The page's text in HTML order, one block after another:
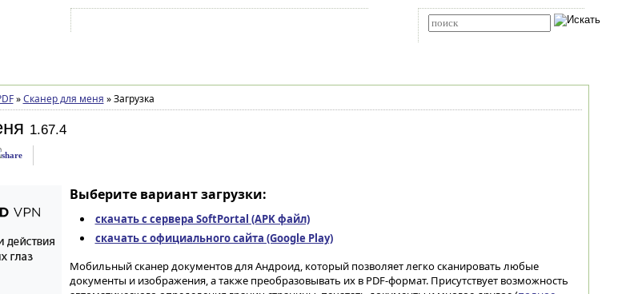
» Сканер для меня »Загрузка
1.67.4
Выберите вариант загрузки:
скачать с сервера SoftPortal (APK файл)
скачать с официального сайта (Google Play)
Мобильный сканер документов для Андроид, который позволяет легко сканировать любые
документы и изображения, а также преобразовывать их в PDF-формат. Присутствует возможность